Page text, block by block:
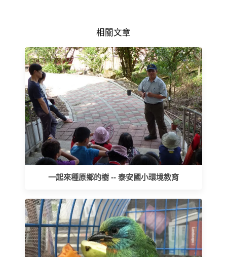
相關文章
一起來種原鄉的樹 -- 泰安國小環境教育